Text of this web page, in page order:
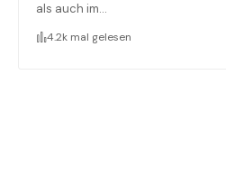
als auch im…
4.2k mal gelesen